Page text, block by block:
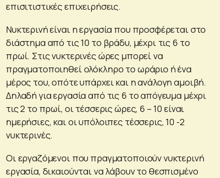
επισιτιστικές επιχειρήσεις.
Νυκτερινή είναι η εργασία που προσφέρεται στο
διάστημα από τις 10 το βράδυ, μέχρι τις 6 το
πρωί. Στις νυκτερινές ώρες μπορεί να
πραγματοποιηθεί ολόκληρο το ωράριο ή ένα
μέρος του, οπότε υπάρχει και η ανάλογη αμοιβή.
Δηλαδή για εργασία από τις 6 το απόγευμα μέχρι
τις 2 το πρωί, οι τέσσερις ώρες, 6 – 10 είναι
ημερήσιες, και οι υπόλοιπες τέσσερις, 10 -2
νυκτερινές.
Οι εργαζόμενοι που πραγματοποιούν νυκτερινή
εργασία, δικαιούνται να λάβουν το θεσπισμένο